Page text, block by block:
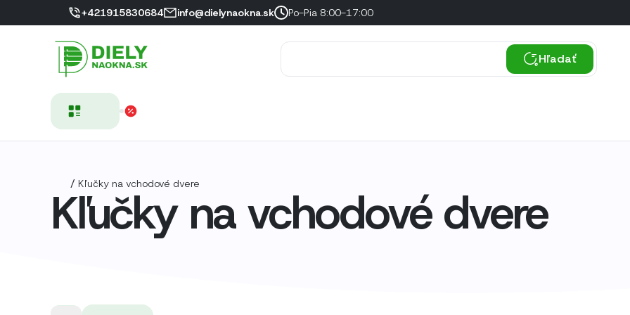
+421915830684 info@dielynaokna.sk Po-Pia 8:00-17:00
Hľadať
/ Kľučky na vchodové dvere
Kľučky na vchodové dvere